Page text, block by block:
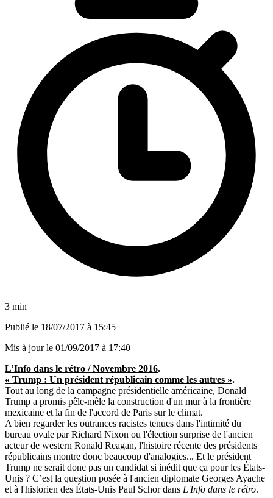
3 min
Publié le 18/07/2017 à 15:45
Mis à jour le 01/09/2017 à 17:40
L’Info dans le rétro / Novembre 2016.
« Trump : Un président républicain comme les autres ».
Tout au long de la campagne présidentielle américaine, Donald
Trump a promis pêle-mêle la construction d'un mur à la frontière
mexicaine et la fin de l'accord de Paris sur le climat.
A bien regarder les outrances racistes tenues dans l'intimité du
bureau ovale par Richard Nixon ou l'élection surprise de l'ancien
acteur de western Ronald Reagan, l'histoire récente des présidents
républicains montre donc beaucoup d'analogies... Et le président
Trump ne serait donc pas un candidat si inédit que ça pour les États-
Unis ? C’est la question posée à l'ancien diplomate Georges Ayache
et à l'historien des États-Unis Paul Schor dans L'Info dans le rétro.